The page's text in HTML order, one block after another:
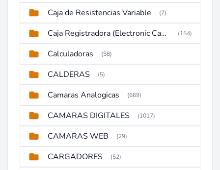
Caja de Resistencias Variable (7)
Caja Registradora (Electronic Cash Register) (154)
Calculadoras (58)
CALDERAS (5)
Camaras Analogicas (669)
CAMARAS DIGITALES (1017)
CAMARAS WEB (29)
CARGADORES (52)